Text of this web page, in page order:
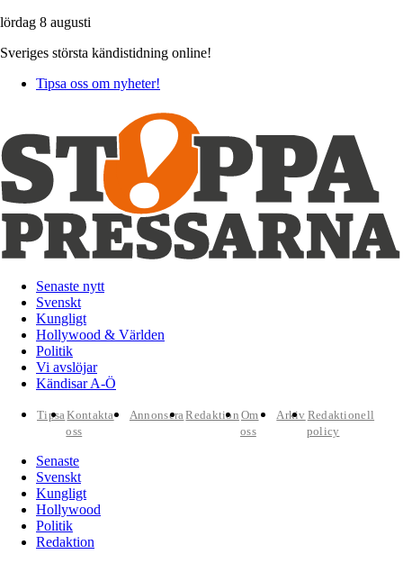
lördag 8 augusti
Sveriges största kändistidning online!
Tipsa oss om nyheter!
Senaste nytt
Svenskt
Kungligt
Hollywood & Världen
Politik
Vi avslöjar
Kändisar A-Ö
TipsaKontakta
oss
AnnonseraRedaktion Om
oss
Arkiv Redaktionell
policy
Senaste
Svenskt
Kungligt
Hollywood
Politik
Redaktion